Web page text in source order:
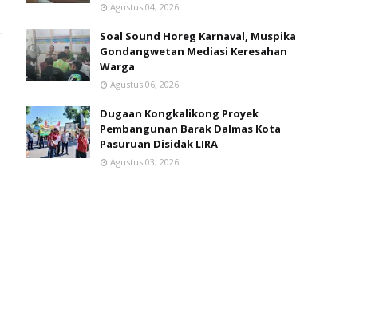
Agustus 04, 2026
Soal Sound Horeg Karnaval, Muspika
Gondangwetan Mediasi Keresahan
Warga
Agustus 06, 2026
Dugaan Kongkalikong Proyek
Pembangunan Barak Dalmas Kota
Pasuruan Disidak LIRA
Agustus 03, 2026